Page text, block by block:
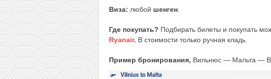
Виза: любой шенген
Где покупать? Подбирать билеты и покупать
Ryanair. В стоимости только ручная кладь.
Пример бронирования, Вильнюс — Мальта —